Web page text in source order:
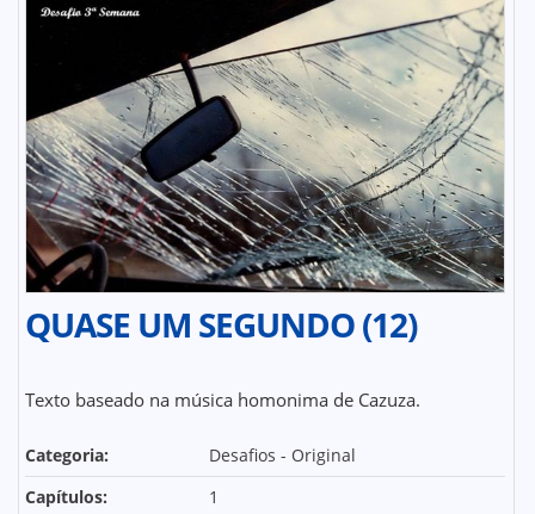
QUASE UM SEGUNDO (12)
Texto baseado na música homonima de Cazuza.
Categoria:
Desafios - Original
Capítulos:
1